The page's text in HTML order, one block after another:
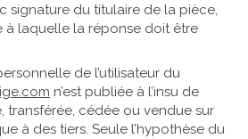
signature du titulaire de la pièce,
à laquelle la réponse doit être
de l’utilisateur du
n’est publiée à l’insu de
transférée, cédée ou vendue sur
à des tiers. Seule l’hypothèse du